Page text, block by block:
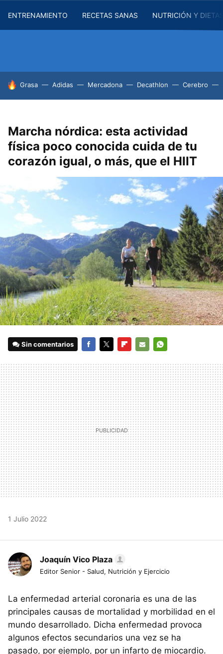
ENTRENAMIENTO RECETAS SANAS NUTRICIÓN Y
HOY SE HABLA DE
Grasa Adidas Mercadona Decathlon Cerebro
Marcha nórdica: esta actividad
física poco conocida cuida de tu
corazón igual, o más, que el HIIT
Sin comentarios
MAIL
1 Julio 2022
Joaquín Vico Plaza
Editor Senior - Salud, Nutrición y Ejercicio
La enfermedad arterial coronaria es una de las
principales causas de mortalidad y morbilidad en el
mundo desarrollado. Dicha enfermedad provoca
algunos efectos secundarios una vez se ha
pasado, por ejemplo, por un infarto de miocardio.